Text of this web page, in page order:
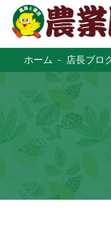
ホーム 店長ブロ